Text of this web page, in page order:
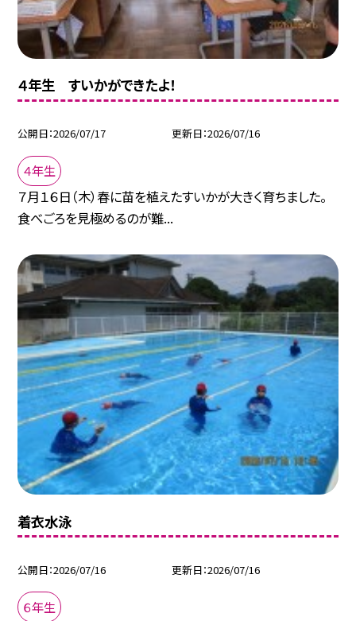
４年生 すいかができたよ！
公開日 2026/07/17 更新日 2026/07/16
４年生
７月１６日（木）春に苗を植えたすいかが大きく育ちました。
食べごろを見極めるのが難...
着衣水泳
公開日 2026/07/16 更新日 2026/07/16
６年生